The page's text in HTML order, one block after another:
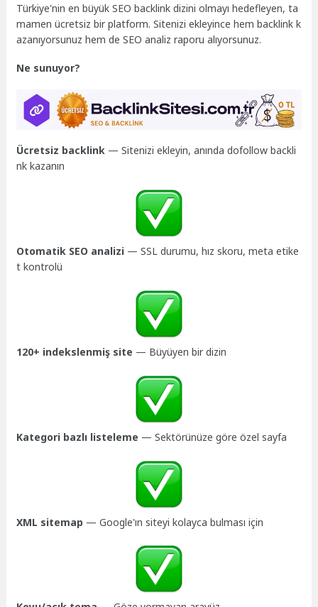
Türkiye'nin en büyük SEO backlink dizini olmayı hedefleyen, ta
mamen ücretsiz bir platform. Sitenizi ekleyince hem backlink k
azanıyorsunuz hem de SEO analiz raporu alıyorsunuz.
Ne sunuyor?
Ücretsiz backlink — Sitenizi ekleyin, anında dofollow backli
nk kazanın
Otomatik SEO analizi — SSL durumu, hız skoru, meta etike
t kontrolü
120+ indekslenmiş site — Büyüyen bir dizin
Kategori bazlı listeleme — Sektörünüze göre özel sayfa
XML sitemap — Google'ın siteyi kolayca bulması için